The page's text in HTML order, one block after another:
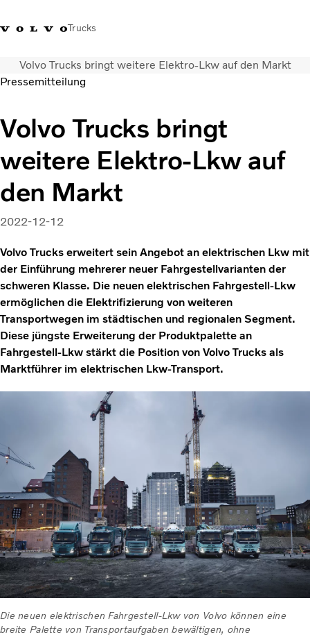
Trucks
+41 44 847 61 00Einloggen Volvo Merchandise ShopSchweizFrench
Lkw
Elektro
Konfigurator
Dienstleistungen
Karriere
Technik
Händlersuche
Über uns
Kontakt
Volvo Trucks bringt weitere Elektro-Lkw auf den Markt
Pressemitteilung
Volvo Trucks bringt
weitere Elektro-Lkw auf
den Markt
2022-12-12
Volvo Trucks erweitert sein Angebot an elektrischen Lkw mit
der Einführung mehrerer neuer Fahrgestellvarianten der
schweren Klasse. Die neuen elektrischen Fahrgestell-Lkw
ermöglichen die Elektrifizierung von weiteren
Transportwegen im städtischen und regionalen Segment.
Diese jüngste Erweiterung der Produktpalette an
Fahrgestell-Lkw stärkt die Position von Volvo Trucks als
Marktführer im elektrischen Lkw-Transport.
Die neuen elektrischen Fahrgestell-Lkw von Volvo können eine
breite Palette von Transportaufgaben bewältigen, ohne